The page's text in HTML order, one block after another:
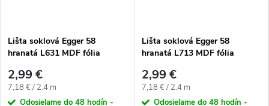
Lišta soklová Egger 58
hranatá L631 MDF fólia
2,99 €
Jednotková cena:
7,18 € / 2.4 m
Odosielame do 48 hodín -
Lišta soklová Egger 58
hranatá L713 MDF fólia
2,99 €
Jednotková cena:
7,18 € / 2.4 m
Odosielame do 48 hodín -